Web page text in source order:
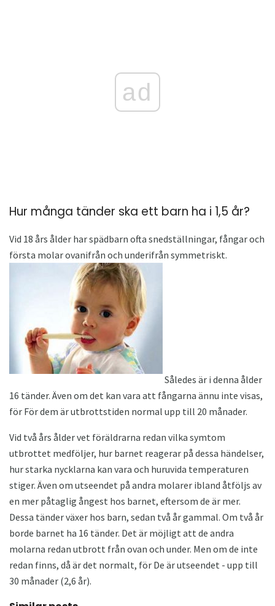
ad
Hur många tänder ska ett barn ha i 1,5 år?
Vid 18 års ålder har spädbarn ofta snedställningar, fångar och
första molar ovanifrån och underifrån symmetriskt.
Således är i denna ålder
16 tänder. Även om det kan vara att fångarna ännu inte visas,
för För dem är utbrottstiden normal upp till 20 månader.
Vid två års ålder vet föräldrarna redan vilka symtom
utbrottet medföljer, hur barnet reagerar på dessa händelser,
hur starka nycklarna kan vara och huruvida temperaturen
stiger. Även om utseendet på andra molarer ibland åtföljs av
en mer påtaglig ångest hos barnet, eftersom de är mer.
Dessa tänder växer hos barn, sedan två år gammal. Om två år
borde barnet ha 16 tänder. Det är möjligt att de andra
molarna redan utbrott från ovan och under. Men om de inte
redan finns, då är det normalt, för De är utseendet - upp till
30 månader (2,6 år).